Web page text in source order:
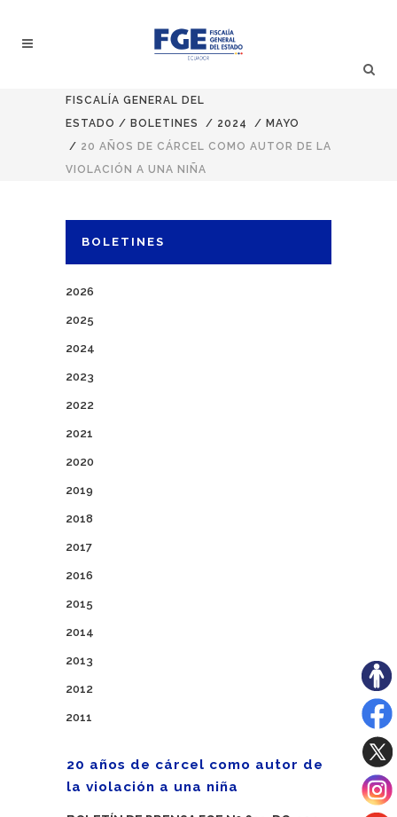
FISCALÍA GENERAL DEL
ESTADO / BOLETINES / 2024 / MAYO
/ 20 AÑOS DE CÁRCEL COMO AUTOR DE LA
VIOLACIÓN A UNA NIÑA
BOLETINES
2026
2025
2024
2023
2022
2021
2020
2019
2018
2017
2016
2015
2014
2013
2012
2011
20 años de cárcel como autor de
la violación a una niña